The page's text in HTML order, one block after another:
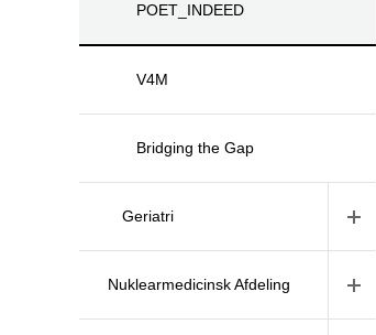
POET_INDEED
V4M
Bridging the Gap
Geriatri
Nuklearmedicinsk Afdeling